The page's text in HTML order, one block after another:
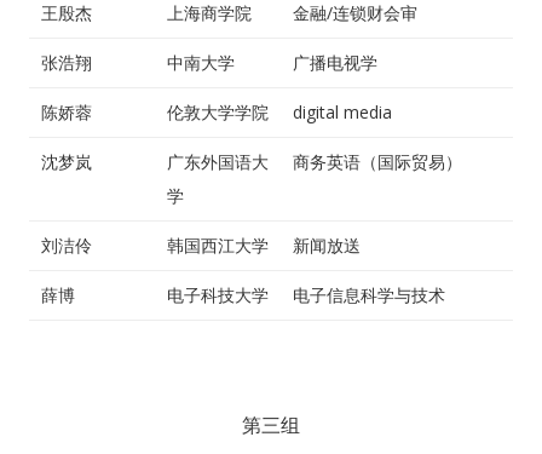
王殷杰 上海商学院 金融/连锁财会审
张浩翔 中南大学 广播电视学
陈娇蓉 伦敦大学学院 digital media
沈梦岚
广东外国语大
学
商务英语（国际贸易）
刘洁伶 韩国西江大学 新闻放送
薛博 电子科技大学 电子信息科学与技术
第三组